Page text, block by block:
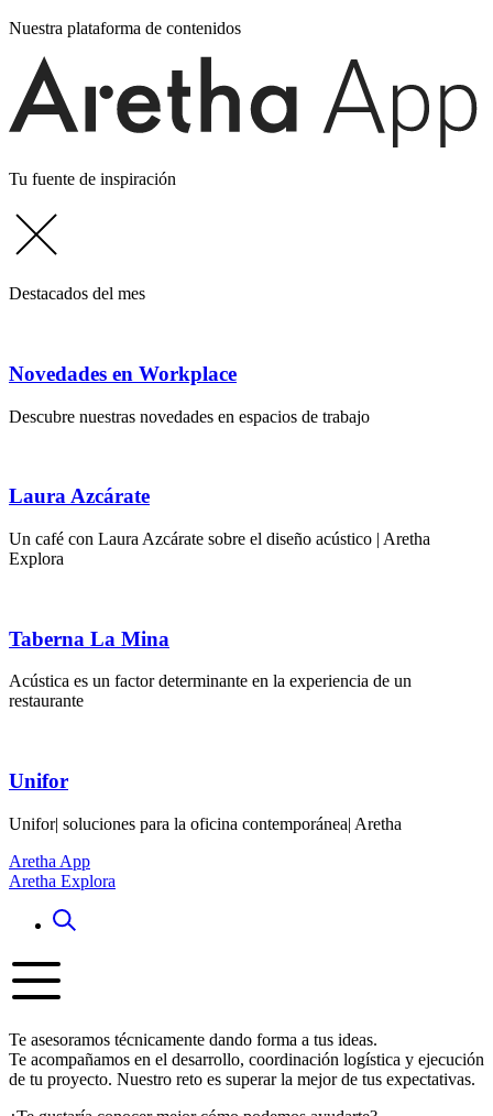
Nuestra plataforma de contenidos
Tu fuente de inspiración
Destacados del mes
Novedades en Workplace
Descubre nuestras novedades en espacios de trabajo
Laura Azcárate
Un café con Laura Azcárate sobre el diseño acústico | Aretha
Explora
Taberna La Mina
Acústica es un factor determinante en la experiencia de un
restaurante
Unifor
Unifor| soluciones para la oficina contemporánea| Aretha
Aretha App
Aretha Explora
Te asesoramos técnicamente dando forma a tus ideas.
Te acompañamos en el desarrollo, coordinación logística y ejecución
de tu proyecto. Nuestro reto es superar la mejor de tus expectativas.